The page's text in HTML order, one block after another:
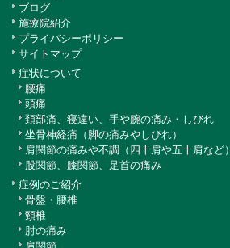
ブログ
施療院紹介
プライバシーポリシー
サイトマップ
症状について
腰痛
頭痛
頚部痛、寝違い、手や腕の痛み・しびれ
坐骨神経痛（脚の痛みやしびれ）
肩関節の痛みや不調（四十肩や五十肩など）
股関節、膝関節、足首の痛み
症例のご紹介
骨盤・腰椎
頸椎
肘の痛み